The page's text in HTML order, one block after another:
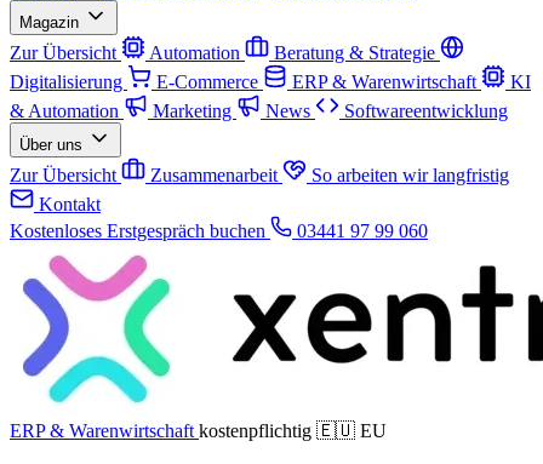
Magazin
Zur Übersicht Automation
Beratung & Strategie
Digitalisierung
E-Commerce ERP & Warenwirtschaft
KI
& Automation
Marketing News Softwareentwicklung
Über uns
Zur Übersicht Zusammenarbeit
So arbeiten wir langfristig
Kontakt
Kostenloses Erstgespräch buchen
03441 97 99 060
ERP & Warenwirtschaft kostenpflichtig 🇪🇺 EU